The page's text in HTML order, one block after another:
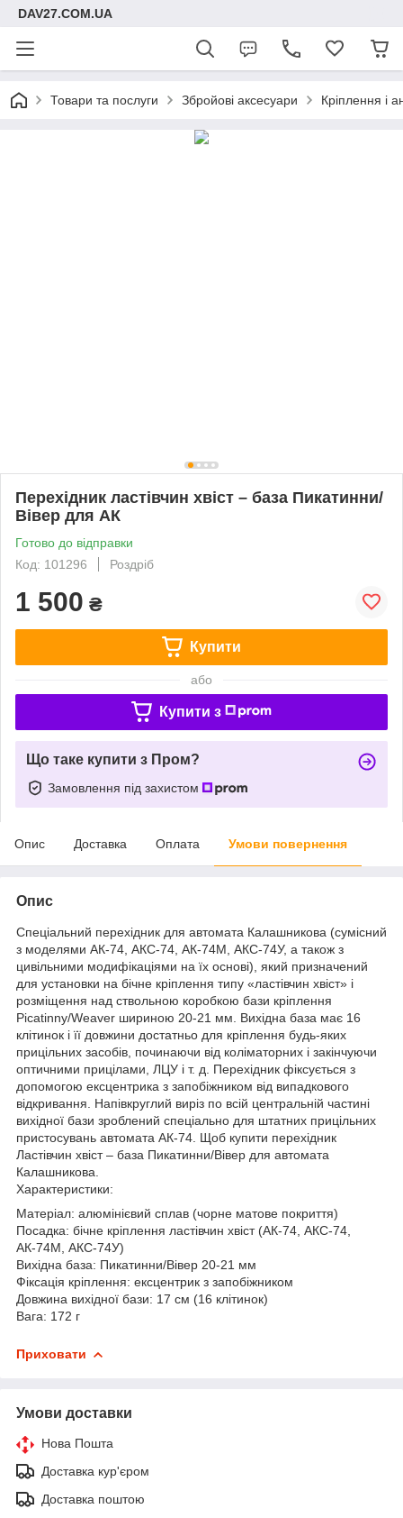
DAV27.COM.UA
Товари та послуги Збройові аксесуари Кріплення і
Перехідник ластівчин хвіст – база Пикатинни/
Вівер для АК
Готово до відправки
Код: 101296
Роздріб
1 500 ₴
Купити
або
Купити з
Що таке купити з Пром?
Замовлення під захистом
Опис Доставка Оплата Умови повернення
Опис
Спеціальний перехідник для автомата Калашникова (сумісний
з моделями АК-74, АКС-74, АК-74М, АКС-74У, а також з
цивільними модифікаціями на їх основі), який призначений
для установки на бічне кріплення типу «ластівчин хвіст» і
розміщення над ствольною коробкою бази кріплення
Picatinny/Weaver шириною 20-21 мм. Вихідна база має 16
клітинок і її довжини достатньо для кріплення будь-яких
прицільних засобів, починаючи від коліматорних і закінчуючи
оптичними прицілами, ЛЦУ і т. д. Перехідник фіксується з
допомогою ексцентрика з запобіжником від випадкового
відкривання. Напівкруглий виріз по всій центральній частині
вихідної бази зроблений спеціально для штатних прицільних
пристосувань автомата АК-74. Щоб купити перехідник
Ластівчин хвіст – база Пикатинни/Вівер для автомата
Калашникова.
Характеристики:
Матеріал: алюмінієвий сплав (чорне матове покриття)
Посадка: бічне кріплення ластівчин хвіст (АК-74, АКС-74,
АК-74М, АКС-74У)
Вихідна база: Пикатинни/Вівер 20-21 мм
Фіксація кріплення: ексцентрик з запобіжником
Довжина вихідної бази: 17 см (16 клітинок)
Вага: 172 г
Приховати
Умови доставки
Нова Пошта
Доставка кур'єром
Доставка поштою